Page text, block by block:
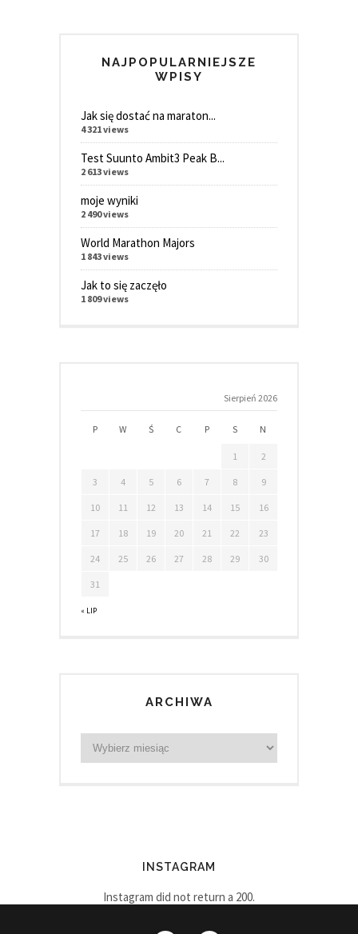
NAJPOPULARNIEJSZE
WPISY
Jak się dostać na maraton...
4 321 views
Test Suunto Ambit3 Peak B...
2 613 views
moje wyniki
2 490 views
World Marathon Majors
1 843 views
Jak to się zaczęło
1 809 views
Sierpień 2026
P W Ś C P S N
« LIP
1 2
3 4 5 6 7 8 9
10 11 12 13 14 15 16
17 18 19 20 21 22 23
24 25 26 27 28 29 30
31
ARCHIWA
INSTAGRAM
Instagram did not return a 200.